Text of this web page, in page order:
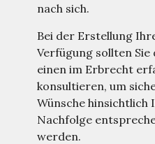
nach sich.
Bei der Erstellung
Verfügung sollten
einen im Erbrecht
konsultieren, um
Wünsche
Nachfolge
werden.